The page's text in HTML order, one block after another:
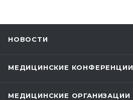
НОВОСТИ
МЕДИЦИНСКИЕ КОНФЕРЕНЦИИ
МЕДИЦИНСКИЕ ОРГАНИЗАЦИИ